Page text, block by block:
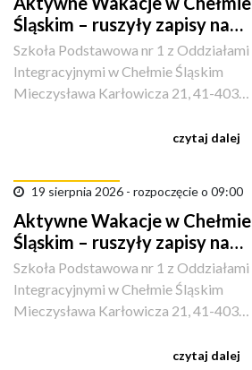
Śląskim – ruszyły zapisy na
sportowe półkolonie!
Szkoła Podstawowa nr 1 z Oddziałami
Integracyjnymi w Chełmie Śląskim
Mieczysława Karłowicza 21, 41-403
czytaj dalej
19 sierpnia 2026 - rozpoczęcie o 09:00
Aktywne Wakacje w Chełmie
Śląskim – ruszyły zapisy na
sportowe półkolonie!
Szkoła Podstawowa nr 1 z Oddziałami
Integracyjnymi w Chełmie Śląskim
Mieczysława Karłowicza 21, 41-403
czytaj dalej